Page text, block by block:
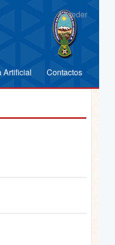
Acceder
Artificial Contactos